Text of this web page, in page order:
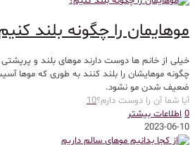
موهایمان را چگونه بلند
خیلی از خانم ها دوست دارند موهای بلند و پرپشتی
چگونه موهایشان را بلند کنند به طوری که موها
ضعیف شدن مو نشود.
آیا شما آن را دوست دارم؟10
0 اطلاعات بیشتر
2023-06-10